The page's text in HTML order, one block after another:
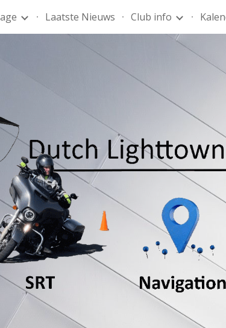
Skip to main content
Laatste Nieuws Club info